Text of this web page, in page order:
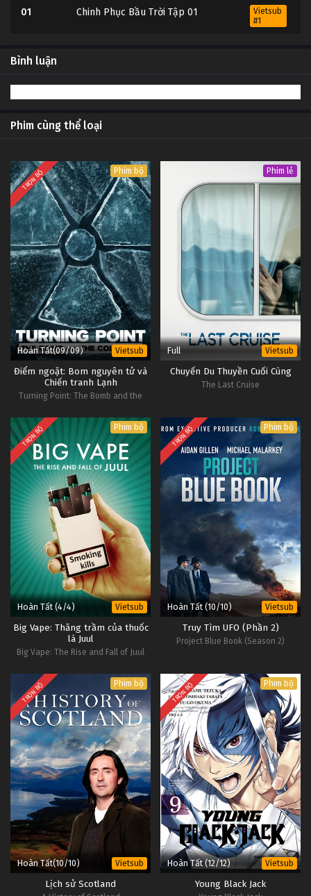
01 Chinh Phục Bầu Trời Tập 01
Vietsub
#1
Bình luận
Phim cùng thể loại
TRỌN BỘ Phim bộ
Hoàn Tất(09/09) Vietsub
Điểm ngoặt: Bom nguyên tử và
Chiến tranh Lạnh
Turning Point: The Bomb and the
Phim lẻ
Full Vietsub
Chuyến Du Thuyền Cuối Cùng
The Last Cruise
TRỌN BỘ Phim bộ
Hoàn Tất (4/4) Vietsub
Big Vape: Thăng trầm của thuốc
lá Juul
Big Vape: The Rise and Fall of Juul
TRỌN BỘ Phim bộ
Hoàn Tất (10/10) Vietsub
Truy Tìm UFO (Phần 2)
Project Blue Book (Season 2)
TRỌN BỘ Phim bộ
Hoàn Tất(10/10) Vietsub
Lịch sử Scotland
TRỌN BỘ Phim bộ
Hoàn Tất (12/12) Vietsub
Young Black Jack